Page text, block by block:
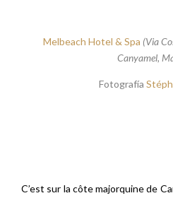
Melbeach Hotel & Spa (Via
Canyamel,
Fotografía
C’est sur la côte majorquine de